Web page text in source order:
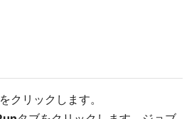
をクリックします。